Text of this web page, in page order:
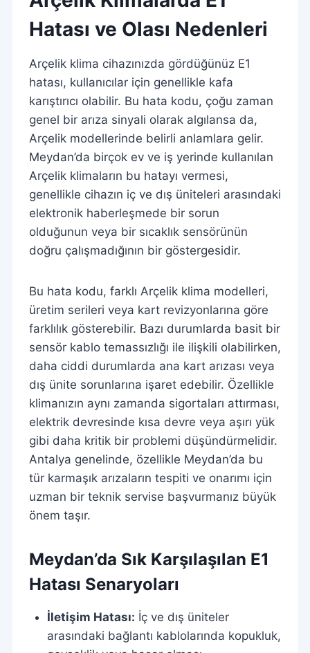
Hatası ve Olası Nedenleri
Arçelik klima cihazınızda gördüğünüz E1
hatası, kullanıcılar için genellikle kafa
karıştırıcı olabilir. Bu hata kodu, çoğu zaman
genel bir arıza sinyali olarak algılansa da,
Arçelik modellerinde belirli anlamlara gelir.
Meydan’da birçok ev ve iş yerinde kullanılan
Arçelik klimaların bu hatayı vermesi,
genellikle cihazın iç ve dış üniteleri arasındaki
elektronik haberleşmede bir sorun
olduğunun veya bir sıcaklık sensörünün
doğru çalışmadığının bir göstergesidir.
Bu hata kodu, farklı Arçelik klima modelleri,
üretim serileri veya kart revizyonlarına göre
farklılık gösterebilir. Bazı durumlarda basit bir
sensör kablo temassızlığı ile ilişkili olabilirken,
daha ciddi durumlarda ana kart arızası veya
dış ünite sorunlarına işaret edebilir. Özellikle
klimanızın aynı zamanda sigortaları attırması,
elektrik devresinde kısa devre veya aşırı yük
gibi daha kritik bir problemi düşündürmelidir.
Antalya genelinde, özellikle Meydan’da bu
tür karmaşık arızaların tespiti ve onarımı için
uzman bir teknik servise başvurmanız büyük
önem taşır.
Meydan’da Sık Karşılaşılan E1
Hatası Senaryoları
İletişim Hatası: İç ve dış üniteler
arasındaki bağlantı kablolarında kopukluk,